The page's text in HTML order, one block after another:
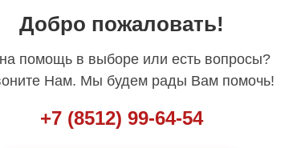
Добро пожаловать!
помощь в выборе или есть вопросы?
Нам. Мы будем рады Вам помочь!
+7 (8512) 99-64-54